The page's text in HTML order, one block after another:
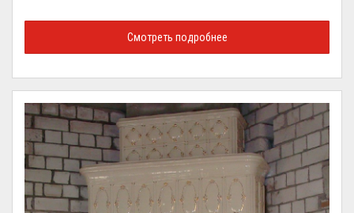
Смотреть подробнее